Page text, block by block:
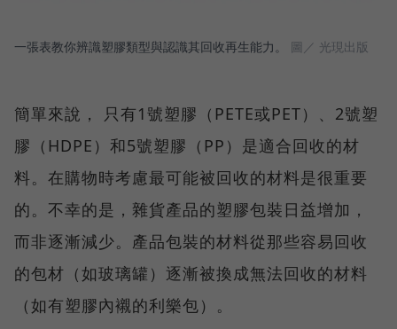
一張表教你辨識塑膠類型與認識其回收再生能力。 圖／ 光現出版
簡單來說， 只有1號塑膠（PETE或PET）、2號塑
膠（HDPE）和5號塑膠（PP）是適合回收的材
料。在購物時考慮最可能被回收的材料是很重要
的。不幸的是，雜貨產品的塑膠包裝日益增加，
而非逐漸減少。產品包裝的材料從那些容易回收
的包材（如玻璃罐）逐漸被換成無法回收的材料
（如有塑膠內襯的利樂包）。